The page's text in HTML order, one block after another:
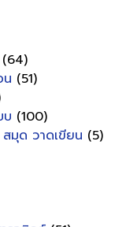
(64)
น (51)
บ (100)
สมุด วาดเขียน (5)